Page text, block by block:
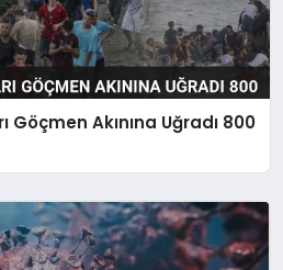
Göçmen Akınına Uğradı 800